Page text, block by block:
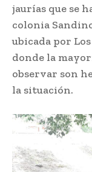
jaurías que se
colonia
ubicada por
donde la
observar son
la situación.